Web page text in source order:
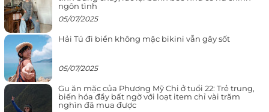
ngôn tình
05/07/2025
Hải Tú đi biển không mặc bikini vẫn gây sốt
05/07/2025
Gu ăn mặc của Phương Mỹ Chi ở tuổi 22: Trẻ trung,
biến hóa đầy bất ngờ với loạt item chỉ vài trăm
nghìn đã mua được